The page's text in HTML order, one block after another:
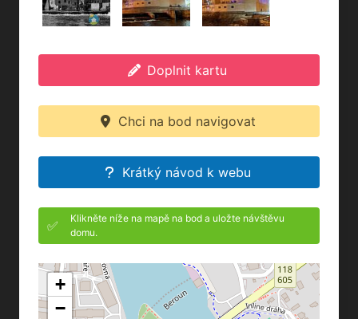
Doplnit kartu
Chci na bod navigovat
Krátký návod k webu
✅
Klikněte níže na mapě na bod a uložte návštěvu
domu.
+
−